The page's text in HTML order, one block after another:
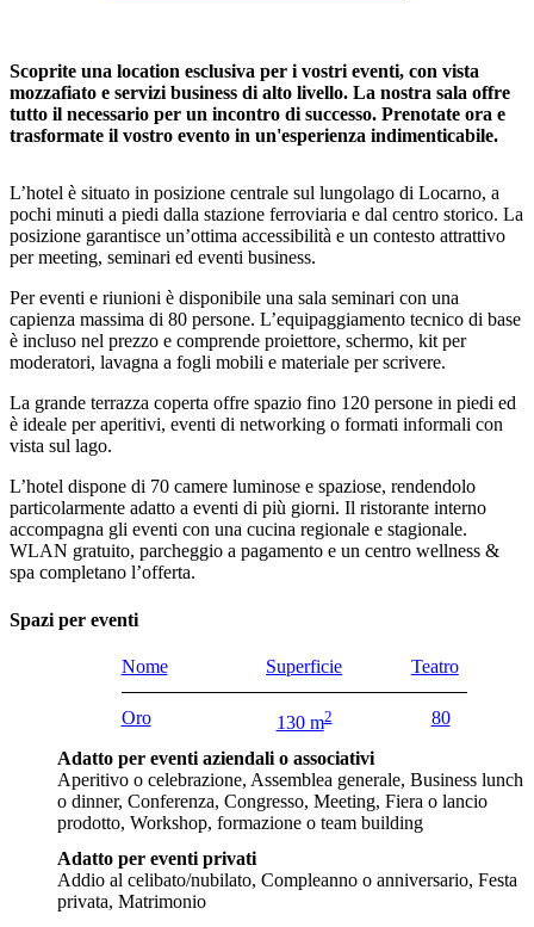
Scoprite una location esclusiva per i vostri eventi, con vista
mozzafiato e servizi business di alto livello. La nostra sala offre
tutto il necessario per un incontro di successo. Prenotate ora e
trasformate il vostro evento in un'esperienza indimenticabile.
L’hotel è situato in posizione centrale sul lungolago di Locarno, a
pochi minuti a piedi dalla stazione ferroviaria e dal centro storico. La
posizione garantisce un’ottima accessibilità e un contesto attrattivo
per meeting, seminari ed eventi business.
Per eventi e riunioni è disponibile una sala seminari con una
capienza massima di 80 persone. L’equipaggiamento tecnico di base
è incluso nel prezzo e comprende proiettore, schermo, kit per
moderatori, lavagna a fogli mobili e materiale per scrivere.
La grande terrazza coperta offre spazio fino 120 persone in piedi ed
è ideale per aperitivi, eventi di networking o formati informali con
vista sul lago.
L’hotel dispone di 70 camere luminose e spaziose, rendendolo
particolarmente adatto a eventi di più giorni. Il ristorante interno
accompagna gli eventi con una cucina regionale e stagionale.
WLAN gratuito, parcheggio a pagamento e un centro wellness &
spa completano l’offerta.
Spazi per eventi
Nome Superficie Teatro
Oro 130 m2 80
Adatto per eventi aziendali o associativi
Aperitivo o celebrazione, Assemblea generale, Business lunch
o dinner, Conferenza, Congresso, Meeting, Fiera o lancio
prodotto, Workshop, formazione o team building
Adatto per eventi privati
Addio al celibato/nubilato, Compleanno o anniversario, Festa
privata, Matrimonio